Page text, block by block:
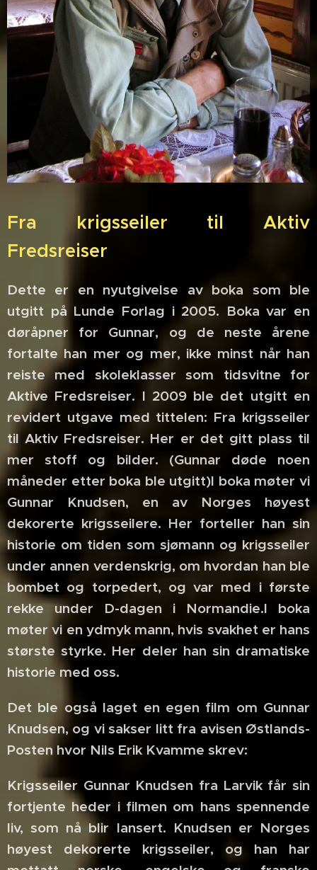
Fra krigsseiler til Aktiv
Fredsreiser
Dette er en nyutgivelse av boka som ble
utgitt på Lunde Forlag i 2005. Boka var en
døråpner for Gunnar, og de neste årene
fortalte han mer og mer, ikke minst når han
reiste med skoleklasser som tidsvitne for
Aktive Fredsreiser. I 2009 ble det utgitt en
revidert utgave med tittelen: Fra krigsseiler
til Aktiv Fredsreiser. Her er det gitt plass til
mer stoff og bilder. (Gunnar døde noen
måneder etter boka ble utgitt)I boka møter vi
Gunnar Knudsen, en av Norges høyest
dekorerte krigsseilere. Her forteller han sin
historie om tiden som sjømann og krigsseiler
under annen verdenskrig, om hvordan han ble
bombet og torpedert, og var med i første
rekke under D-dagen i Normandie.I boka
møter vi en ydmyk mann, hvis svakhet er hans
største styrke. Her deler han sin dramatiske
historie med oss.
Det ble også laget en egen film om Gunnar
Knudsen, og vi sakser litt fra avisen Østlands-
Posten hvor Nils Erik Kvamme skrev:
Krigsseiler Gunnar Knudsen fra Larvik får sin
fortjente heder i filmen om hans spennende
liv, som nå blir lansert. Knudsen er Norges
høyest dekorerte krigsseiler, og han har